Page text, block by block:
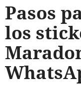
Pasos
los